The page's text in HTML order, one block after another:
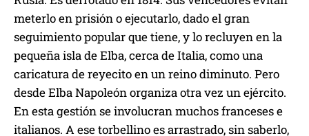
meterlo en prisión o ejecutarlo, dado el gran
seguimiento popular que tiene, y lo recluyen en la
pequeña isla de Elba, cerca de Italia, como una
caricatura de reyecito en un reino diminuto. Pero
desde Elba Napoleón organiza otra vez un ejército.
En esta gestión se involucran muchos franceses e
italianos. A ese torbellino es arrastrado, sin saberlo,